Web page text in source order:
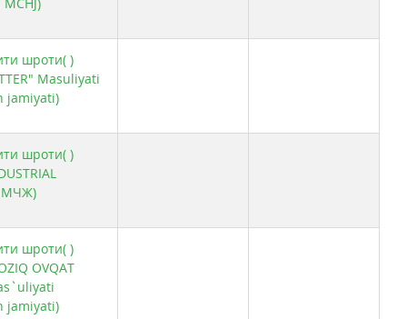
шроти( )
Masuliyati
jamiyati)
шроти( )
МЧЖ)
шроти( )
OVQAT
jamiyati)